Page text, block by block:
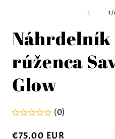
1/z
Náhrdelník
rúženca
Glow
(0)
Normálna
€75,00 EUR